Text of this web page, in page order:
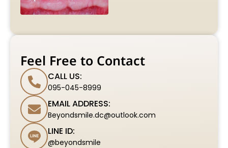
Feel Free to Contact
CALL US:
095-045-8999
EMAIL ADDRESS:
Beyondsmile.dc@outlook.com
LINE ID:
@beyondsmile